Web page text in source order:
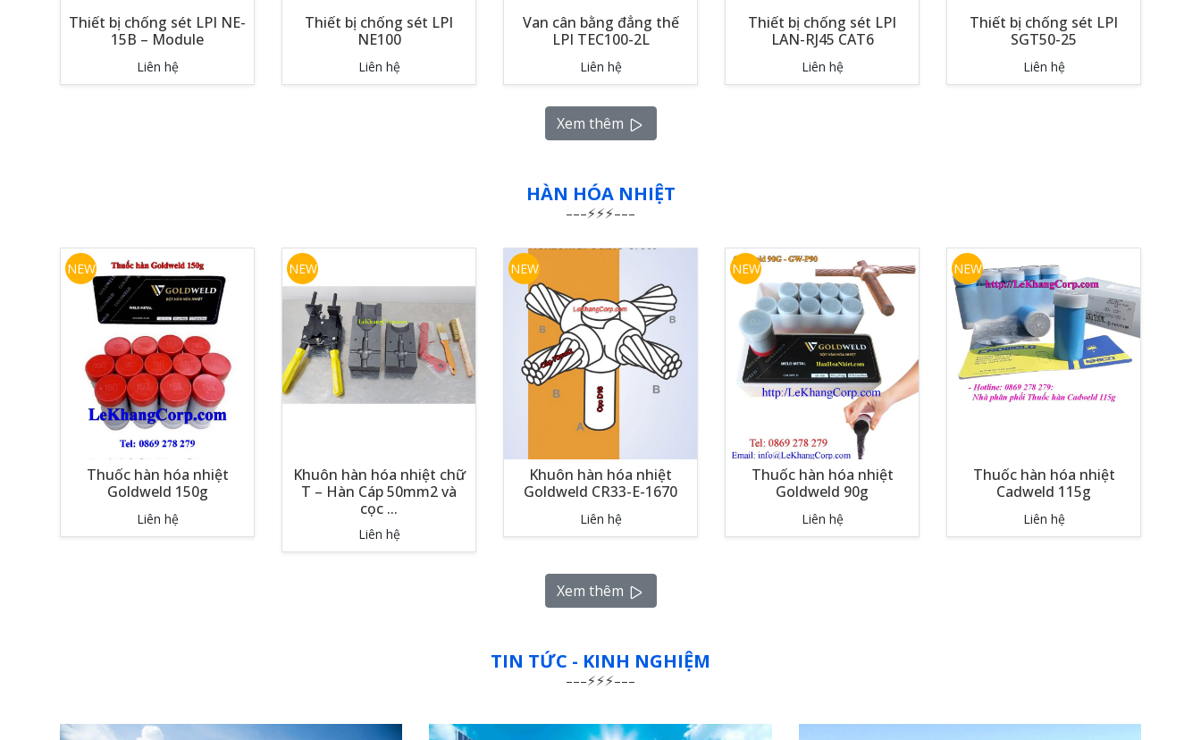
Thiết bị chống sét LPI NE-
15B – Module
Liên hệ
Thiết bị chống sét LPI
NE100
Liên hệ
Van cân bằng đẳng thế
LPI TEC100-2L
Liên hệ
Thiết bị chống sét LPI
LAN-RJ45 CAT6
Liên hệ
Thiết bị chống sét LPI
SGT50-25
Liên hệ
Xem thêm
HÀN HÓA NHIỆT
NEW
Thuốc hàn hóa nhiệt
Goldweld 150g
Liên hệ
NEW
Khuôn hàn hóa nhiệt chữ
T – Hàn Cáp 50mm2 và
cọc ...
Liên hệ
NEW
Khuôn hàn hóa nhiệt
Goldweld CR33-E-1670
Liên hệ
NEW
Thuốc hàn hóa nhiệt
Goldweld 90g
Liên hệ
NEW
Thuốc hàn hóa nhiệt
Cadweld 115g
Liên hệ
Xem thêm
TIN TỨC - KINH NGHIỆM